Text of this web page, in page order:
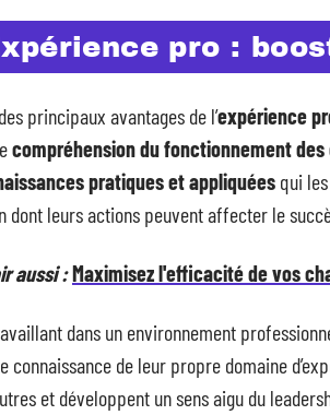
pro :
principaux avantages de l’expérience
compréhension du fonctionnement
pratiques et appliquées qui
dont leurs actions peuvent affecter le
aussi :Maximisez l'efficacité de vos
dans un environnement
connaissance de leur propre domaine
et développent un sens aigu du